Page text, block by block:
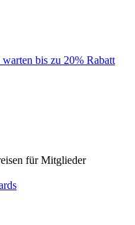
bis zu 20% Rabatt
für Mitglieder